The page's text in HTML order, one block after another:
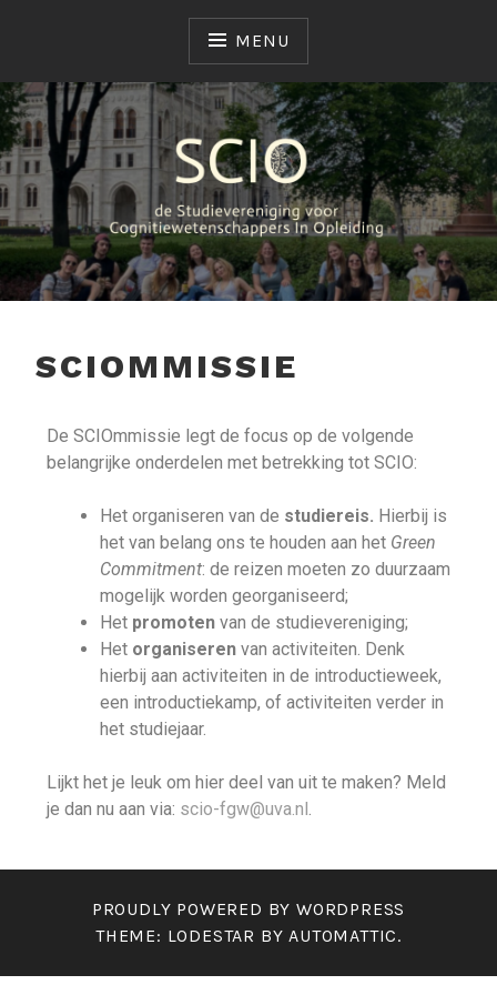
MENU
SCIO
SCIOMMISSIE
De SCIOmmissie legt de focus op de volgende
belangrijke onderdelen met betrekking tot SCIO:
Het organiseren van de studiereis. Hierbij is
het van belang ons te houden aan het Green
Commitment: de reizen moeten zo duurzaam
mogelijk worden georganiseerd;
Het promoten van de studievereniging;
Het organiseren van activiteiten. Denk
hierbij aan activiteiten in de introductieweek,
een introductiekamp, of activiteiten verder in
het studiejaar.
Lijkt het je leuk om hier deel van uit te maken? Meld
je dan nu aan via: scio-fgw@uva.nl.
PROUDLY POWERED BY WORDPRESS
THEME: LODESTAR BYAUTOMATTIC.